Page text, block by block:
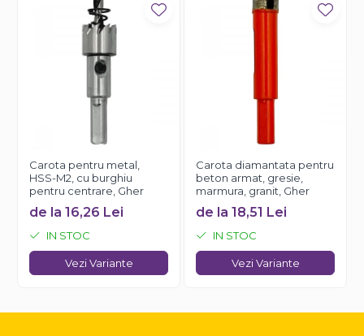
Carota pentru metal,
HSS-M2, cu burghiu
pentru centrare, Gher
de la 16,26 Lei
IN STOC
Vezi Variante
Carota diamantata pentru
beton armat, gresie,
marmura, granit, Gher
de la 18,51 Lei
IN STOC
Vezi Variante